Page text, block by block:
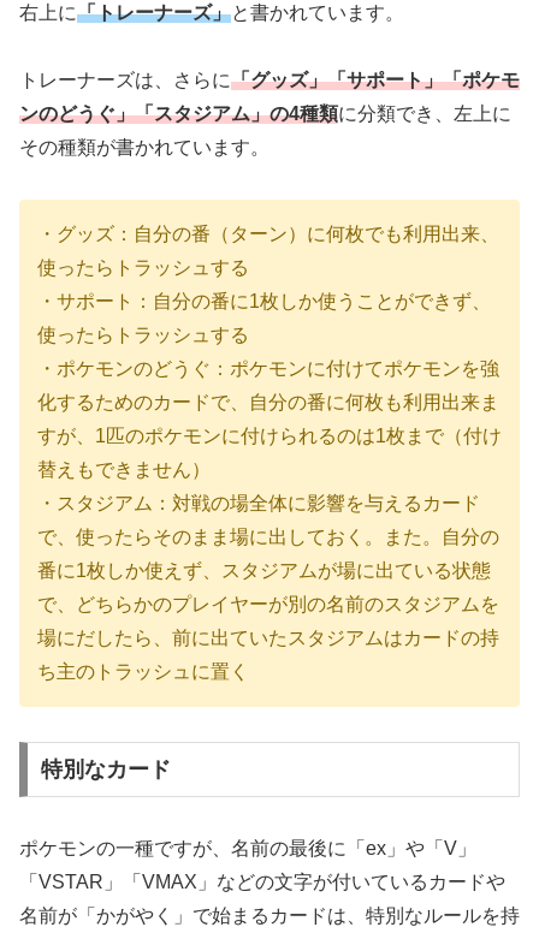
右上に「トレーナーズ」と書かれています。
トレーナーズは、さらに「グッズ」「サポート」「ポケモ
ンのどうぐ」「スタジアム」の4種類に分類でき、左上に
その種類が書かれています。
・グッズ：自分の番（ターン）に何枚でも利用出来、
使ったらトラッシュする
・サポート：自分の番に1枚しか使うことができず、
使ったらトラッシュする
・ポケモンのどうぐ：ポケモンに付けてポケモンを強
化するためのカードで、自分の番に何枚も利用出来ま
すが、1匹のポケモンに付けられるのは1枚まで（付け
替えもできません）
・スタジアム：対戦の場全体に影響を与えるカード
で、使ったらそのまま場に出しておく。また。自分の
番に1枚しか使えず、スタジアムが場に出ている状態
で、どちらかのプレイヤーが別の名前のスタジアムを
場にだしたら、前に出ていたスタジアムはカードの持
ち主のトラッシュに置く
特別なカード
ポケモンの一種ですが、名前の最後に「ex」や「V」
「VSTAR」「VMAX」などの文字が付いているカードや
名前が「かがやく」で始まるカードは、特別なルールを持